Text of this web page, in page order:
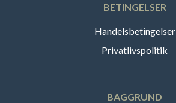
BETINGELSER
Handelsbetingelser
Privatlivspolitik
BAGGRUND